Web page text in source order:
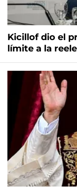
Kicillof dio el
límite a la